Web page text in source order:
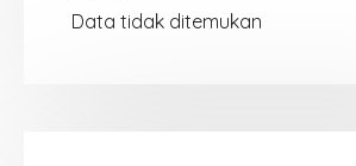
Data tidak ditemukan